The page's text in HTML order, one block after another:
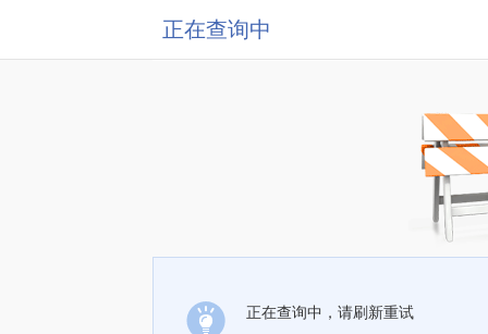
正在查询中
正在查询中，请刷新重试